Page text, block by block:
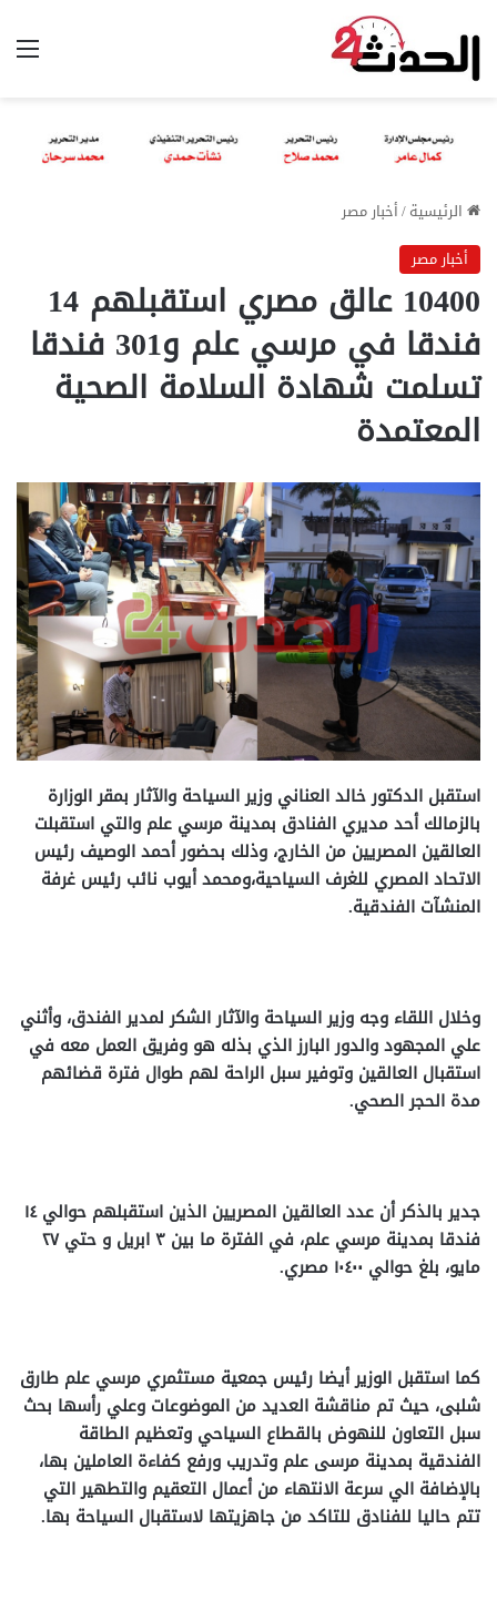
الرئيسية/أخبار مصر
أخبار مصر
10400 عالق مصري استقبلهم 14
فندقا في مرسي علم و301 فندقا
تسلمت شهادة السلامة الصحية
المعتمدة
استقبل الدكتور خالد العناني وزير السياحة والآثار بمقر الوزارة
بالزمالك أحد مديري الفنادق بمدينة مرسي علم والتي استقبلت
العالقين المصريين من الخارج، وذلك بحضور أحمد الوصيف رئيس
الاتحاد المصري للغرف السياحية،ومحمد أيوب نائب رئيس غرفة
المنشآت الفندقية.
وخلال اللقاء وجه وزير السياحة والآثار الشكر لمدير الفندق، وأثني
علي المجهود والدور البارز الذي بذله هو وفريق العمل معه في
استقبال العالقين وتوفير سبل الراحة لهم طوال فترة قضائهم
مدة الحجر الصحي.
جدير بالذكر أن عدد العالقين المصريين الذين استقبلهم حوالي ١٤
فندقا بمدينة مرسي علم، في الفترة ما بين ٣ ابريل و حتي ٢٧
مايو، بلغ حوالي ١٠٤٠٠ مصري.
كما استقبل الوزير أيضا رئيس جمعية مستثمري مرسي علم طارق
شلبى، حيث تم مناقشة العديد من الموضوعات وعلي رأسها بحث
سبل التعاون للنهوض بالقطاع السياحي وتعظيم الطاقة
الفندقية بمدينة مرسى علم وتدريب ورفع كفاءة العاملين بها،
بالإضافة الي سرعة الانتهاء من أعمال التعقيم والتطهير التي
تتم حاليا للفنادق للتاكد من جاهزيتها لاستقبال السياحة بها.